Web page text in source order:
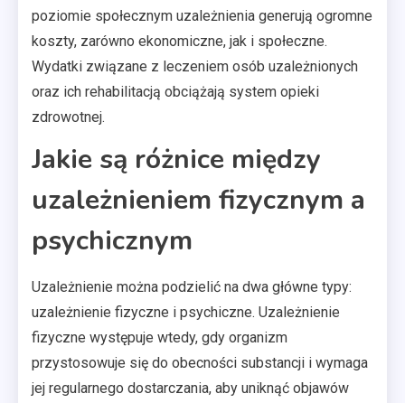
poziomie społecznym uzależnienia generują ogromne
koszty, zarówno ekonomiczne, jak i społeczne.
Wydatki związane z leczeniem osób uzależnionych
oraz ich rehabilitacją obciążają system opieki
zdrowotnej.
Jakie są różnice między
uzależnieniem fizycznym a
psychicznym
Uzależnienie można podzielić na dwa główne typy:
uzależnienie fizyczne i psychiczne. Uzależnienie
fizyczne występuje wtedy, gdy organizm
przystosowuje się do obecności substancji i wymaga
jej regularnego dostarczania, aby uniknąć objawów